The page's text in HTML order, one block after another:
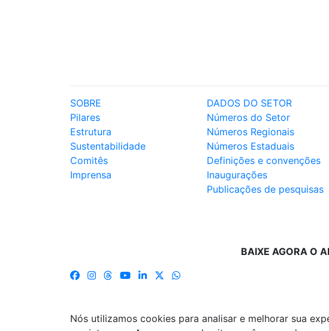
SOBRE
Pilares
Estrutura
Sustentabilidade
Comitês
Imprensa
DADOS DO SETOR
Números do Setor
Números Regionais
Números Estaduais
Definições e convenções
Inaugurações
Publicações de pesquisas
BAIXE AGORA O
Nós utilizamos cookies para analisar e melhorar sua